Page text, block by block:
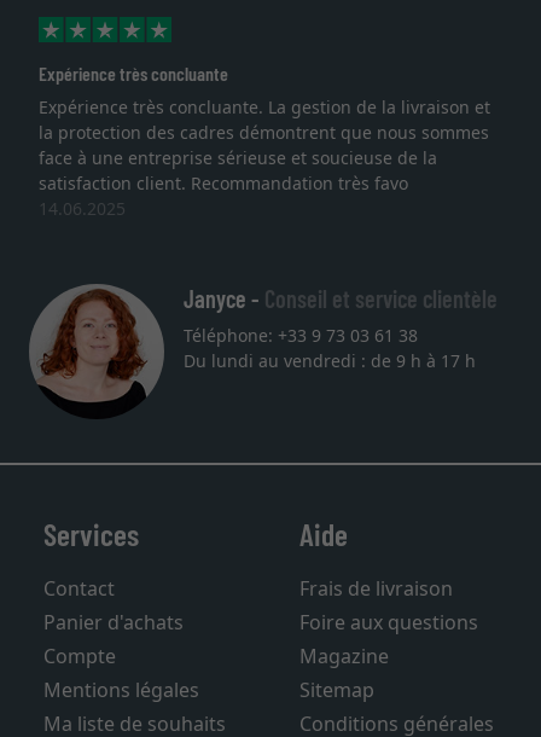
Expérience très concluante
Expérience très concluante. La gestion de la livraison et
la protection des cadres démontrent que nous sommes
face à une entreprise sérieuse et soucieuse de la
satisfaction client. Recommandation très favo
14.06.2025
Janyce - Conseil et service clientèle
Téléphone: +33 9 73 03 61 38
Du lundi au vendredi : de 9 h à 17 h
Services
Contact
Panier d'achats
Compte
Mentions légales
Ma liste de souhaits
Aide
Frais de livraison
Foire aux questions
Magazine
Sitemap
Conditions générales